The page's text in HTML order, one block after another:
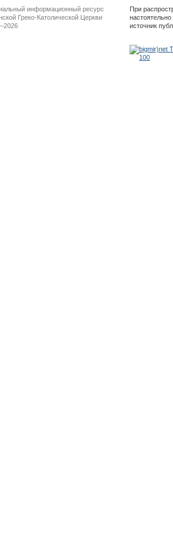
информационный ресурс
Греко-Католической Церкви
При
источник